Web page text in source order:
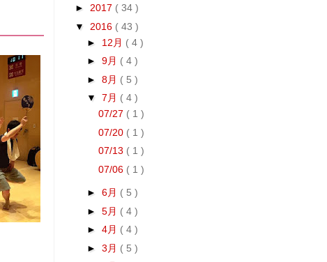
► 2017 ( 34 )
▼ 2016 ( 43 )
► 12月 ( 4 )
► 9月 ( 4 )
► 8月 ( 5 )
▼ 7月 ( 4 )
07/27 ( 1 )
07/20 ( 1 )
07/13 ( 1 )
07/06 ( 1 )
► 6月 ( 5 )
► 5月 ( 4 )
► 4月 ( 4 )
► 3月 ( 5 )